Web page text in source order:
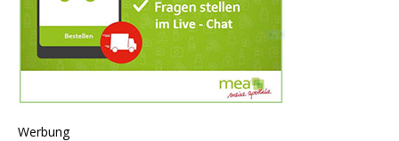
Werbung